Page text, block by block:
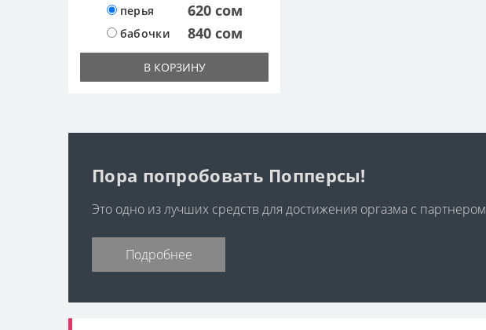
перья 620 сом
бабочки 840 сом
В КОРЗИНУ
Пора попробовать Попперсы!
Это одно из лучших средств для достижения оргазма с партнером
Подробнее